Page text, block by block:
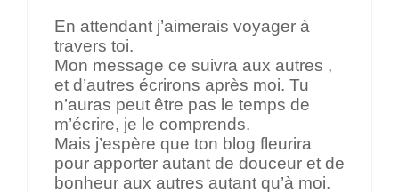
En attendant j’aimerais voyager à
travers toi.
Mon message ce suivra aux autres ,
et d’autres écrirons après moi. Tu
n’auras peut être pas le temps de
m’écrire, je le comprends.
Mais j’espère que ton blog fleurira
pour apporter autant de douceur et de
bonheur aux autres autant qu’à moi.